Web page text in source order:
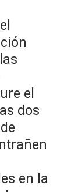
el
dos
en la